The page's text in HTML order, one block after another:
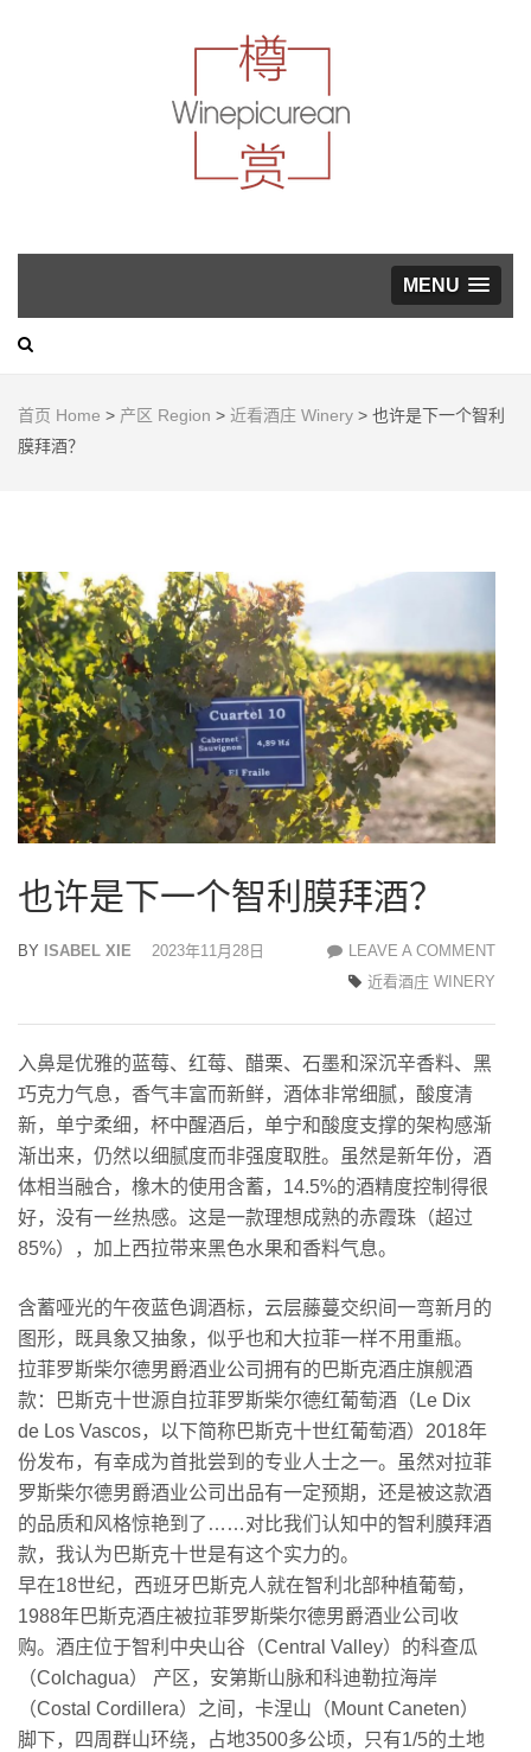
MENU
首页 Home > 产区 Region > 近看酒庄 Winery > 也许是下一个智利
膜拜酒？
也许是下一个智利膜拜酒？
BY ISABEL XIE 2023年11月28日 LEAVE A COMMENT
近看酒庄 WINERY
入鼻是优雅的蓝莓、红莓、醋栗、石墨和深沉辛香料、黑
巧克力气息，香气丰富而新鲜，酒体非常细腻，酸度清
新，单宁柔细，杯中醒酒后，单宁和酸度支撑的架构感渐
渐出来，仍然以细腻度而非强度取胜。虽然是新年份，酒
体相当融合，橡木的使用含蓄，14.5%的酒精度控制得很
好，没有一丝热感。这是一款理想成熟的赤霞珠（超过
85%），加上西拉带来黑色水果和香料气息。
含蓄哑光的午夜蓝色调酒标，云层藤蔓交织间一弯新月的
图形，既具象又抽象，似乎也和大拉菲一样不用重瓶。
拉菲罗斯柴尔德男爵酒业公司拥有的巴斯克酒庄旗舰酒
款：巴斯克十世源自拉菲罗斯柴尔德红葡萄酒（Le Dix
de Los Vascos，以下简称巴斯克十世红葡萄酒）2018年
份发布，有幸成为首批尝到的专业人士之一。虽然对拉菲
罗斯柴尔德男爵酒业公司出品有一定预期，还是被这款酒
的品质和风格惊艳到了……对比我们认知中的智利膜拜酒
款，我认为巴斯克十世是有这个实力的。
早在18世纪，西班牙巴斯克人就在智利北部种植葡萄，
1988年巴斯克酒庄被拉菲罗斯柴尔德男爵酒业公司收
购。酒庄位于智利中央山谷（Central Valley）的科查瓜
（Colchagua） 产区，安第斯山脉和科迪勒拉海岸
（Costal Cordillera）之间，卡涅山（Mount Caneten）
脚下，四周群山环绕，占地3500多公顷，只有1/5的土地